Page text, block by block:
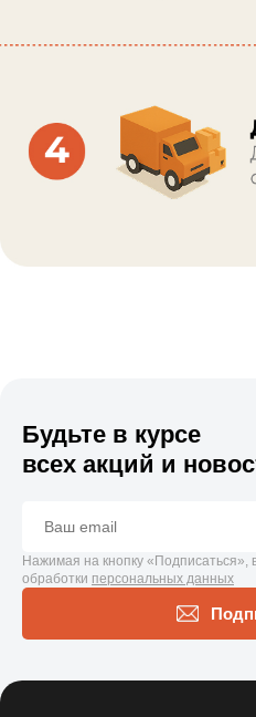
Будьте в курсе
всех акций и
Нажимая на кнопку «Подписаться»,
обработки персональных данных